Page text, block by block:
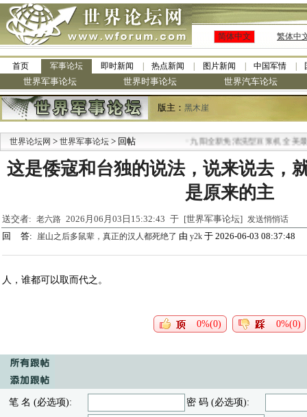
简体中文 繁体中
首页 军事论坛 即时新闻 热点新闻 图片新闻 中国军情
世界军事论坛 世界时事论坛 世界汽车论坛
版主： 黑木崖
世界论坛网 > 世界军事论坛 > 回帖 九阳全新免清洗型豆浆机 全美最低
这是倭寇和台独的说法，说来说去，
是原来的主
送交者: 老六路 2026月06月03日15:32:43 于 [世界军事论坛] 发送悄悄话
回 答: 崖山之后多鼠辈，真正的汉人都死绝了 由 y2k 于 2026-06-03 08:37:48
人，谁都可以取而代之。
0%(0) 0%(0)
笔 名 (必选项):
密 码 (必选项):